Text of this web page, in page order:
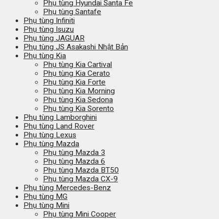
Phụ tùng Hyundai Santa Fe
Phụ tùng Santafe
Phụ tùng Infiniti
Phụ tùng Isuzu
Phụ tùng JAGUAR
Phụ tùng JS Asakashi Nhật Bản
Phụ tùng Kia
Phụ tùng Kia Cartival
Phụ tùng Kia Cerato
Phụ tùng Kia Forte
Phụ tùng Kia Morning
Phụ tùng Kia Sedona
Phụ tùng Kia Sorento
Phụ tùng Lamborghini
Phụ tùng Land Rover
Phụ tùng Lexus
Phụ tùng Mazda
Phụ tùng Mazda 3
Phụ tùng Mazda 6
Phụ tùng Mazda BT50
Phụ tùng Mazda CX-9
Phụ tùng Mercedes-Benz
Phụ tùng MG
Phụ tùng Mini
Phụ tùng Mini Cooper